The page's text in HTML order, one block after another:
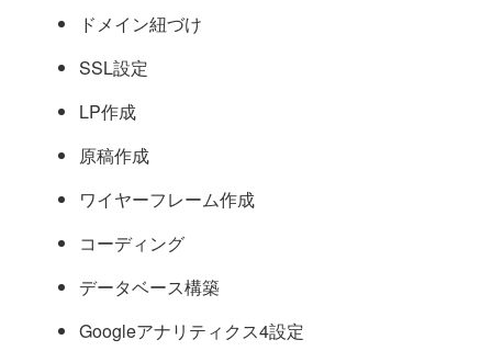
ドメイン紐づけ
SSL設定
LP作成
原稿作成
ワイヤーフレーム作成
コーディング
データベース構築
Googleアナリティクス4設定